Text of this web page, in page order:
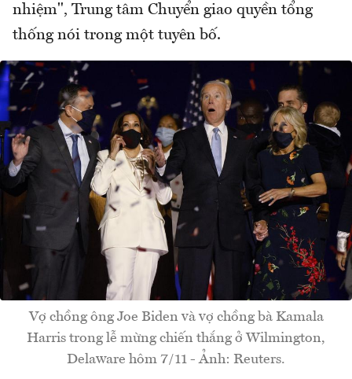
nhiệm", Trung tâm Chuyển giao quyền tổng
thống nói trong một tuyên bố.
Vợ chồng ông Joe Biden và vợ chồng bà Kamala
Harris trong lễ mừng chiến thắng ở Wilmington,
Delaware hôm 7/11 - Ảnh: Reuters.